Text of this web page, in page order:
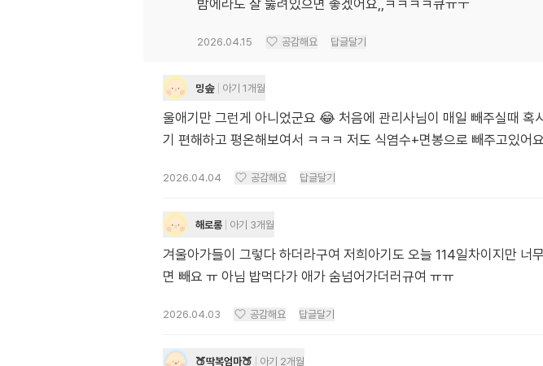
밤에라도 잘 뚫려있으면 좋겠어요,,ㅋㅋㅋㅋ큐ㅠㅜ
2026.04.15 공감해요 답글달기
밍솦 아기 1개월
울애기만 그런게 아니었군요 😂 처음에 관리사님이 매일 빼주실때 혹
기 편해하고 평온해보여서 ㅋㅋㅋ 저도 식염수+면봉으로 빼주고있어
2026.04.04 공감해요 답글달기
해로롱 아기 3개월
겨울아가들이 그렇다 하더라구여 저희아기도 오늘 114일차이지만 너
면 빼요 ㅠ 아님 밥먹다가 애가 숨넘어가더러규여 ㅠㅠ
2026.04.03 공감해요 답글달기
🍑딱복엄마🍑 아기 2개월